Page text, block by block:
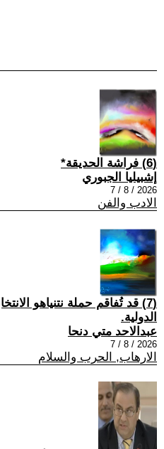
(6) فراشة الحديقة*
إشبيليا الجبوري
2026 / 8 / 7
الادب والفن
(7) قد تُفاقم حملة نتنياهو
الدولية.
عبدالاحد متي دنحا
2026 / 8 / 7
الارهاب, الحرب والسلام